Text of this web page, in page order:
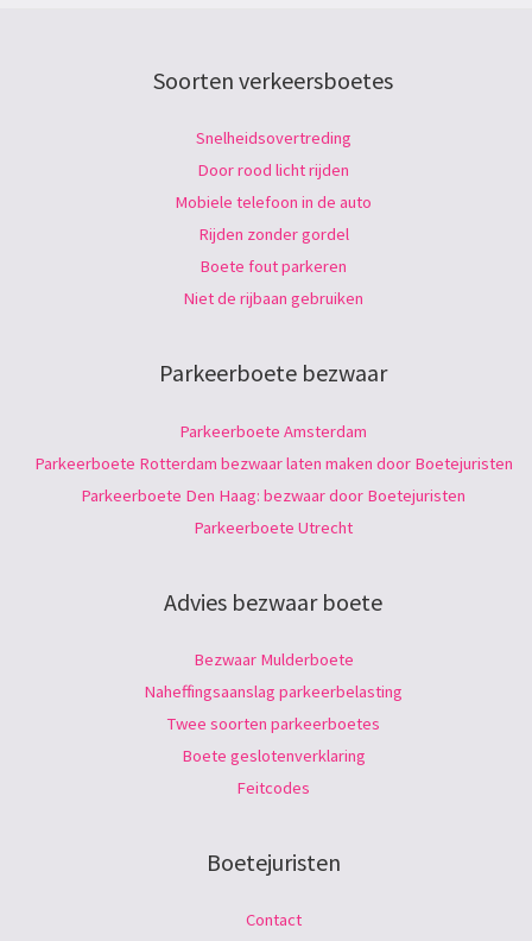
Soorten verkeersboetes
Snelheidsovertreding
Door rood licht rijden
Mobiele telefoon in de auto
Rijden zonder gordel
Boete fout parkeren
Niet de rijbaan gebruiken
Parkeerboete bezwaar
Parkeerboete Amsterdam
Parkeerboete Rotterdam bezwaar laten maken door Boetejuristen
Parkeerboete Den Haag: bezwaar door Boetejuristen
Parkeerboete Utrecht
Advies bezwaar boete
Bezwaar Mulderboete
Naheffingsaanslag parkeerbelasting
Twee soorten parkeerboetes
Boete geslotenverklaring
Feitcodes
Boetejuristen
Contact